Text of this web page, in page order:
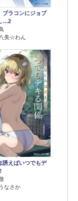
ブラコンにジョブ
…2
美☆わん
誘えばいつでもデ
なさか